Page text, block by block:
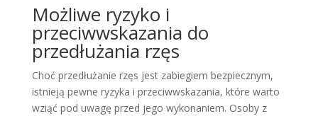
Możliwe ryzyko i
przeciwwskazania do
przedłużania rzęs
Choć przedłużanie rzęs jest zabiegiem bezpiecznym,
istnieją pewne ryzyka i przeciwwskazania, które warto
wziąć pod uwagę przed jego wykonaniem. Osoby z